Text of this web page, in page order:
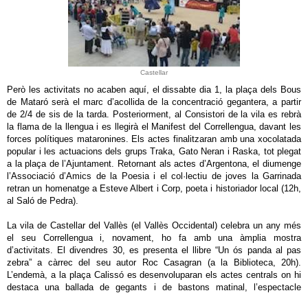
Castellar
Però les activitats no acaben aquí, el dissabte dia 1, la plaça dels Bous
de Mataró serà el marc d’acollida de la concentració gegantera, a partir
de 2/4 de sis de la tarda. Posteriorment, al Consistori de la vila es rebrà
la flama de la llengua i es llegirà el Manifest del Correllengua, davant les
forces polítiques mataronines. Els actes finalitzaran amb una xocolatada
popular i les actuacions dels grups Traka, Gato Neran i Raska, tot plegat
a la plaça de l’Ajuntament. Retornant als actes d’Argentona, el diumenge
l’Associació d’Amics de la Poesia i el col·lectiu de joves la Garrinada
retran un homenatge a Esteve Albert i Corp, poeta i historiador local (12h,
al Saló de Pedra).
La vila de Castellar del Vallès (el Vallès Occidental) celebra un any més
el seu Correllengua i, novament, ho fa amb una àmplia mostra
d’activitats. El divendres 30, es presenta el llibre “Un ós panda al pas
zebra” a càrrec del seu autor Roc Casagran (a la Biblioteca, 20h).
L’endemà, a la plaça Calissó es desenvoluparan els actes centrals on hi
destaca una ballada de gegants i de bastons matinal, l’espectacle